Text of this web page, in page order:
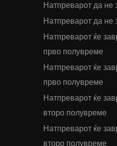
Натпреварот да не
Натпреварот да не
Натпреварот ќе
прво полувреме
Натпреварот ќе
прво полувреме
Натпреварот ќе
второ полувреме
Натпреварот ќе
второ полувреме